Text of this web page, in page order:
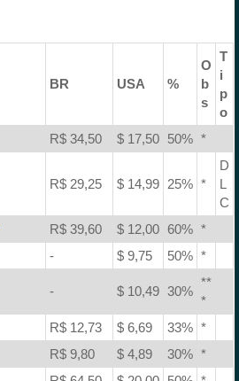
BR USA %
O
b
s
T
i
p
o
R$ 34,50 $ 17,50 50% *
R$ 29,25 $ 14,99 25% *
D
L
C
R$ 39,60 $ 12,00 60% *
- $ 9,75 50% *
- $ 10,49 30%
**
*
R$ 12,73 $ 6,69 33% *
R$ 9,80 $ 4,89 30% *